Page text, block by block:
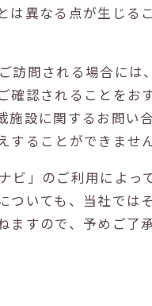
は異なる点が生じる
訪問される場合には
確認されることをお
施設に関するお問い
することができません
ビ」のご利用によっ
ついても、当社では
ますので、予めご了